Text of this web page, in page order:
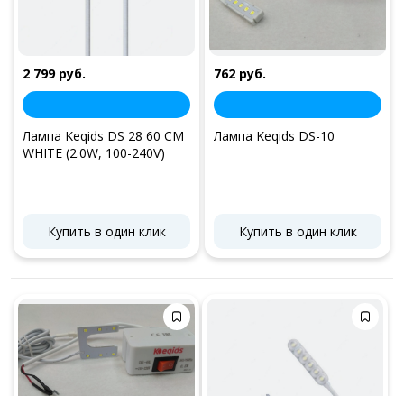
2 799 руб.
Лампа Keqids DS 28 60 СМ
WHITE (2.0W, 100-240V)
Купить в один клик
762 руб.
Лампа Keqids DS-10
Купить в один клик